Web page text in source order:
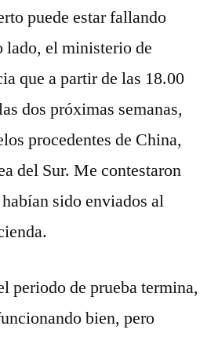
puede estar fallando
lado, el ministerio de
que a partir de las 18.00
dos próximas semanas,
procedentes de China,
del Sur. Me contestaron
sido enviados al
periodo de prueba termina,
bien, pero